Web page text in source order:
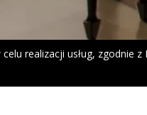
realizacji usług, zgodnie